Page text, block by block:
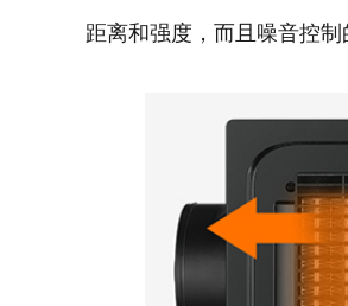
距离和强度，而且噪音控制